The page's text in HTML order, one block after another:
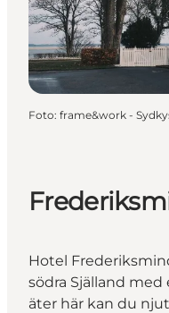
Foto: frame&work -
Hotel
södra Själland
äter här kan du